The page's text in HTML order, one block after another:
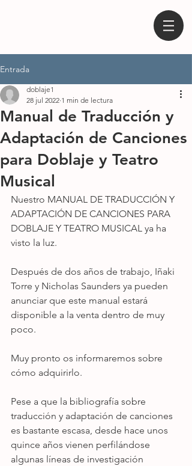
Entrada
Manual de Traducción y
Adaptación de Canciones
para Doblaje y Teatro
Musical
doblaje1
28 jul 2022 1 min de lectura
Nuestro MANUAL DE TRADUCCIÓN Y
ADAPTACIÓN DE CANCIONES PARA
DOBLAJE Y TEATRO MUSICAL ya ha
visto la luz.
Después de dos años de trabajo, Iñaki
Torre y Nicholas Saunders ya pueden
anunciar que este manual estará
disponible a la venta dentro de muy
poco.
Muy pronto os informaremos sobre
cómo adquirirlo.
Pese a que la bibliografía sobre
traducción y adaptación de canciones
es bastante escasa, desde hace unos
quince años vienen perfilándose
algunas líneas de investigación